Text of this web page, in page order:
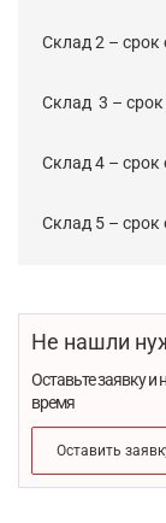
Склад 2 – срок
Cклад 3 – срок
Склад 4 – срок
Склад 5 – срок
Не нашли
Оставьте заявку
время
Оставить